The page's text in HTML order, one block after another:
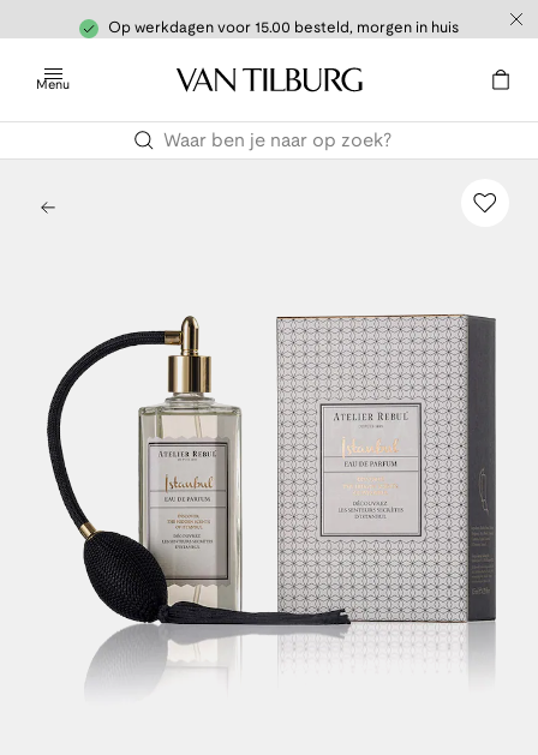
Op werkdagen voor 15.00 besteld, morgen in huis
Menu